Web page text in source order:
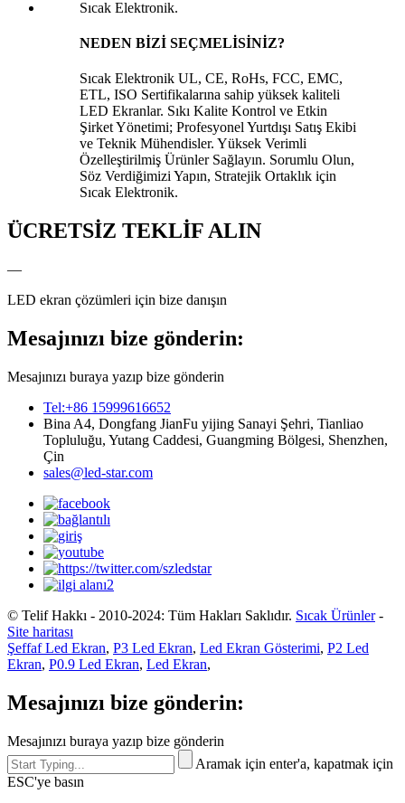
NEDEN BİZİ SEÇMELİSİNİZ?
Sıcak Elektronik UL, CE, RoHs, FCC, EMC,
ETL, ISO Sertifikalarına sahip yüksek kaliteli
LED Ekranlar. Sıkı Kalite Kontrol ve Etkin
Şirket Yönetimi; Profesyonel Yurtdışı Satış Ekibi
ve Teknik Mühendisler. Yüksek Verimli
Özelleştirilmiş Ürünler Sağlayın. Sorumlu Olun,
Söz Verdiğimizi Yapın, Stratejik Ortaklık için
Sıcak Elektronik.
ÜCRETSİZ TEKLİF ALIN
—
LED ekran çözümleri için bize danışın
Mesajınızı bize gönderin:
Mesajınızı buraya yazıp bize gönderin
Tel:+86 15999616652
Bina A4, Dongfang JianFu yijing Sanayi Şehri, Tianliao
Topluluğu, Yutang Caddesi, Guangming Bölgesi, Shenzhen,
Çin
sales@led-star.com
© Telif Hakkı - 2010-2024: Tüm Hakları Saklıdır. Sıcak Ürünler-
Site haritası
Şeffaf Led Ekran, P3 Led Ekran, Led Ekran Gösterimi, P2 Led
Ekran, P0.9 Led Ekran, Led Ekran,
Mesajınızı bize gönderin:
Mesajınızı buraya yazıp bize gönderin
Aramak için enter'a, kapatmak için
ESC'ye basın